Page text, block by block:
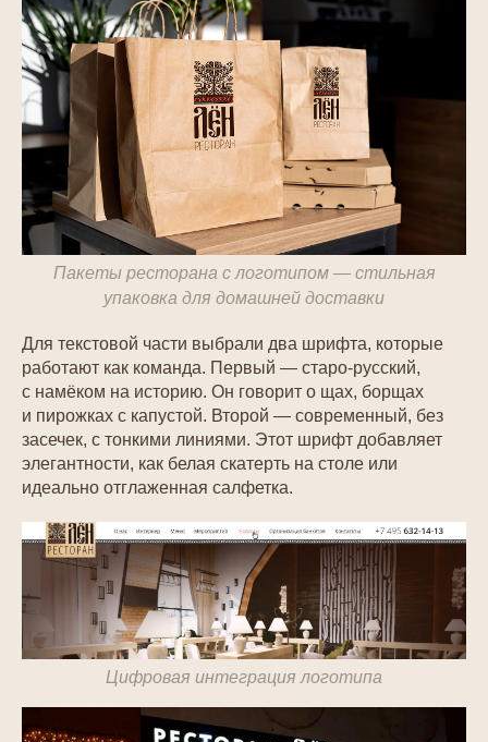
Пакеты ресторана с логотипом — стильная
упаковка для домашней доставки
Для текстовой части выбрали два шрифта, которые
работают как команда. Первый — старо-русский,
с намёком на историю. Он говорит о щах, борщах
и пирожках с капустой. Второй — современный, без
засечек, с тонкими линиями. Этот шрифт добавляет
элегантности, как белая скатерть на столе или
идеально отглаженная салфетка.
Цифровая интеграция логотипа